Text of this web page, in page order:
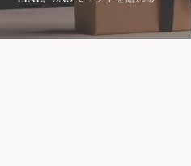
アニマル